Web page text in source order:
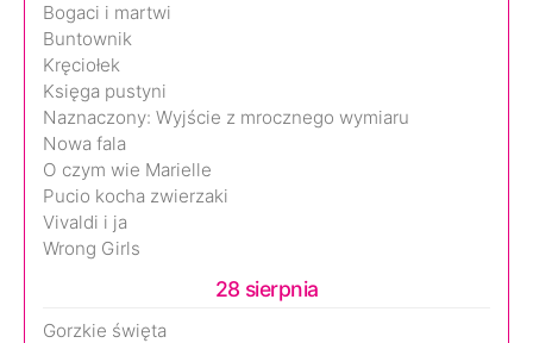
Bogaci i martwi
Buntownik
Kręciołek
Księga pustyni
Naznaczony: Wyjście z mrocznego wymiaru
Nowa fala
O czym wie Marielle
Pucio kocha zwierzaki
Vivaldi i ja
Wrong Girls
28 sierpnia
Gorzkie święta